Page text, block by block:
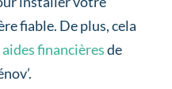
fiable. De plus, cela
aides financièresde